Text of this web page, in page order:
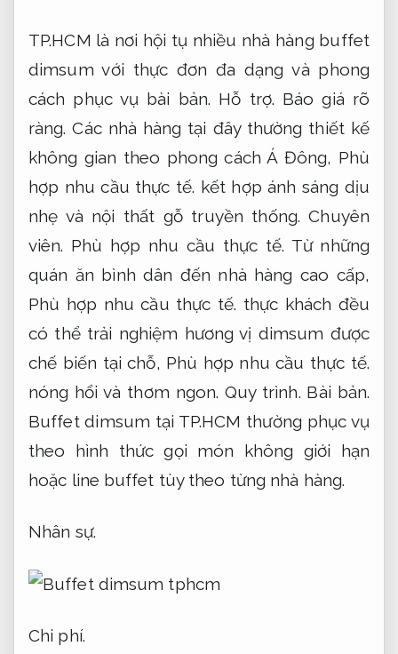
TP.HCM là nơi hội tụ nhiều nhà hàng buffet
dimsum với thực đơn đa dạng và phong
cách phục vụ bài bản. Hỗ trợ. Báo giá rõ
ràng. Các nhà hàng tại đây thường thiết kế
không gian theo phong cách Á Đông, Phù
hợp nhu cầu thực tế. kết hợp ánh sáng dịu
nhẹ và nội thất gỗ truyền thống.Chuyên
viên. Phù hợp nhu cầu thực tế. Từ những
quán ăn bình dân đến nhà hàng cao cấp,
Phù hợp nhu cầu thực tế. thực khách đều
có thể trải nghiệm hương vị dimsum được
chế biến tại chỗ, Phù hợp nhu cầu thực tế.
nóng hổi và thơm ngon. Quy trình. Bài bản.
Buffet dimsum tại TP.HCM thường phục vụ
theo hình thức gọi món không giới hạn
hoặc line buffet tùy theo từng nhà hàng.
Nhân sự.
Chi phí.